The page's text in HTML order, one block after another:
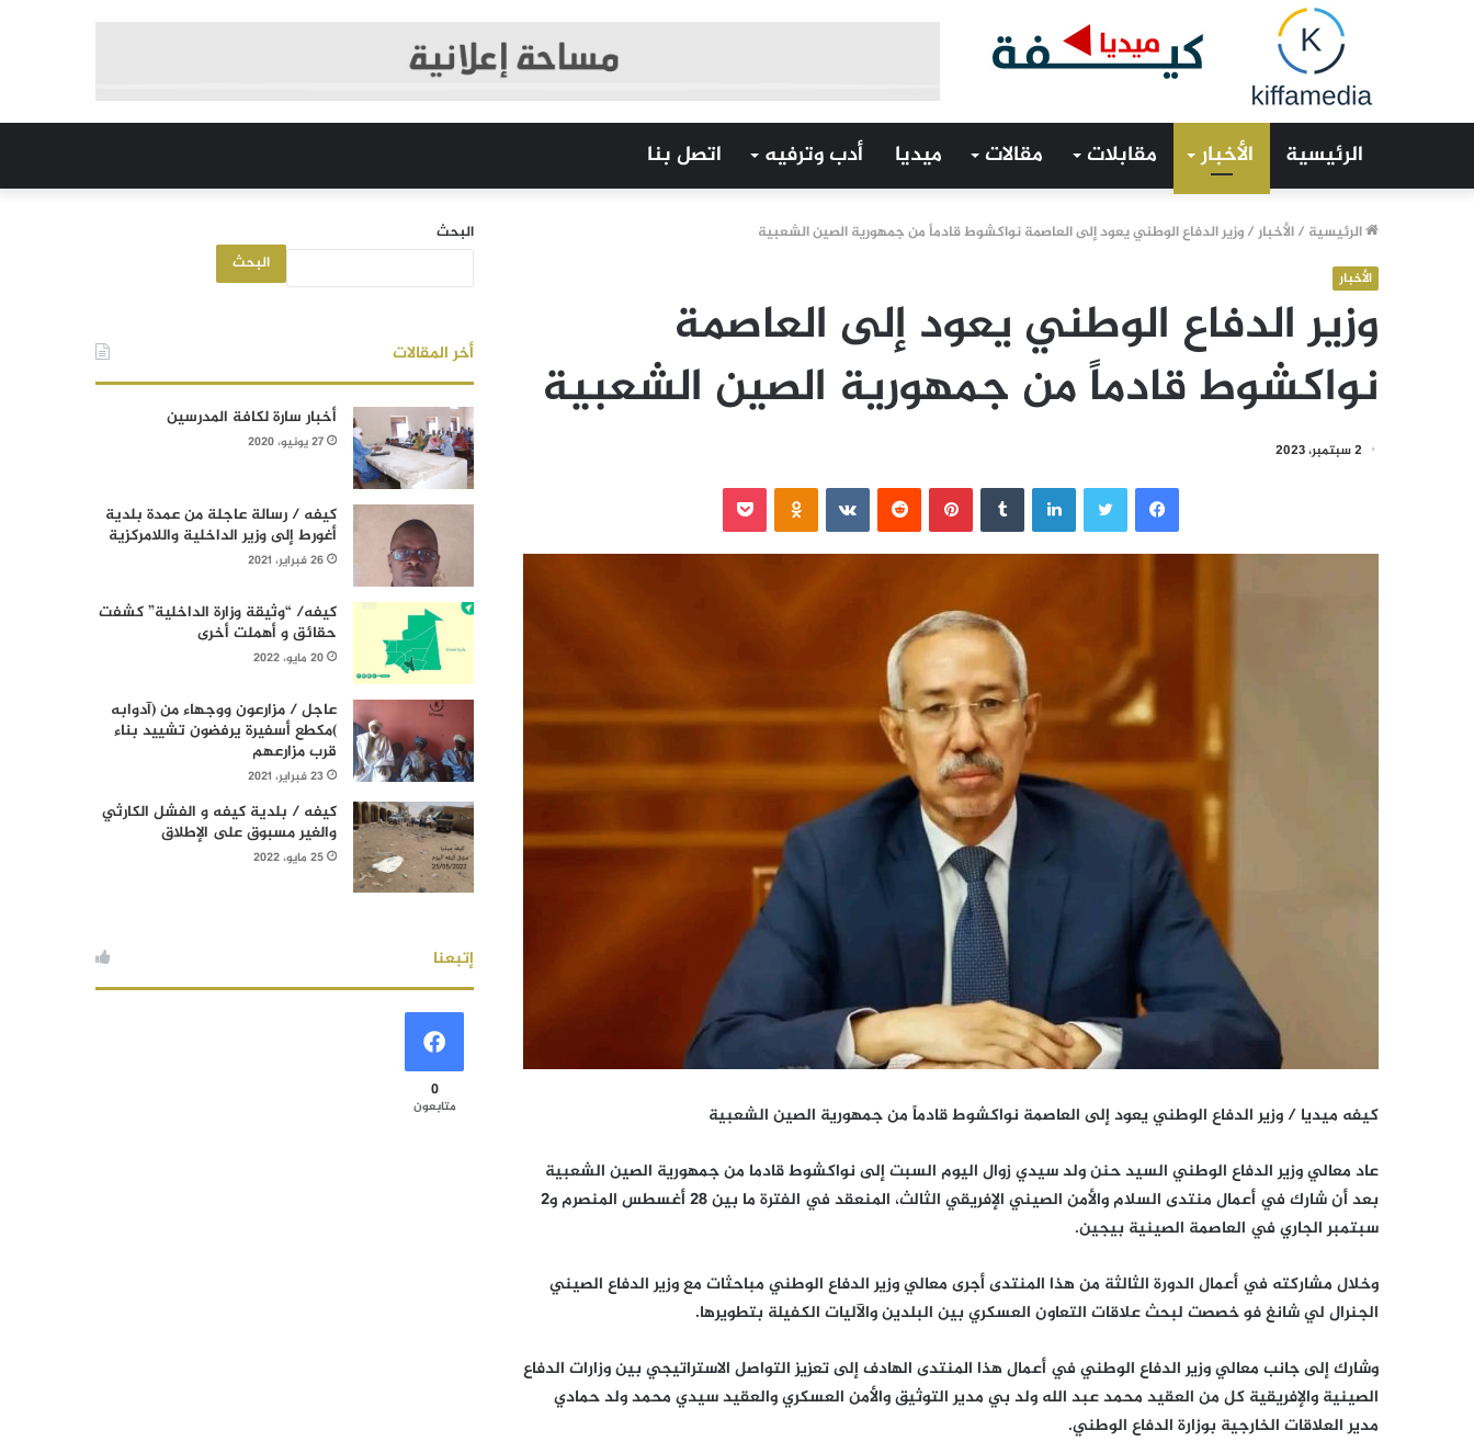
الرئيسية الأخبار مقابلات مقالات ميديا أدب وترفيه اتصل بنا
الرئيسية /الأخبار/وزير الدفاع الوطني يعود إلى العاصمة نواكشوط قادماً من جمهورية الصين الشعبية
الأخبار
وزير الدفاع الوطني يعود إلى العاصمة
نواكشوط قادماً من جمهورية الصين الشعبية
2 سبتمبر، 2023
فيسبوك لينكدإن بينتيريست
كيفه ميديا / وزير الدفاع الوطني يعود إلى العاصمة نواكشوط قادماً من جمهورية الصين الشعبية
عاد معالي وزير الدفاع الوطني السيد حنن ولد سيدي زوال اليوم السبت إلى نواكشوط قادما من جمهورية الصين الشعبية
بعد أن شارك في أعمال منتدى السلام والأمن الصيني الإفريقي الثالث، المنعقد في الفترة ما بين 28 أغسطس المنصرم و2
سبتمبر الجاري في العاصمة الصينية بيجين.
وخلال مشاركته في أعمال الدورة الثالثة من هذا المنتدى أجرى معالي وزير الدفاع الوطني مباحثات مع وزير الدفاع الصيني
الجنرال لي شانغ فو خصصت لبحث علاقات التعاون العسكري بين البلدين والآليات الكفيلة بتطويرها.
وشارك إلى جانب معالي وزير الدفاع الوطني في أعمال هذا المنتدى الهادف إلى تعزيز التواصل الاستراتيجي بين وزارات الدفاع
الصينية والإفريقية كل من العقيد محمد عبد الله ولد بي مدير التوثيق والأمن العسكري والعقيد سيدي محمد ولد حمادي
مدير العلاقات الخارجية بوزارة الدفاع الوطني.
البحث
البحث
أخر المقالات
أخبار سارة لكافة المدرسين
27 يونيو، 2020
كيفه / رسالة عاجلة من عمدة بلدية
أغورط إلى وزير الداخلية واللامركزية
26 فبراير، 2021
كيفه/ “وثيقة وزارة الداخلية” كشفت
حقائق و أهملت أخرى
20 مايو، 2022
عاجل / مزارعون ووجهاء من (آدوابه
)مكطع أسفيرة يرفضون تشييد بناء
قرب مزارعهم
23 فبراير، 2021
كيفه / بلدية كيفه و الفشل الكارثي
والغير مسبوق على الإطلاق
25 مايو، 2022
إتبعنا
0
متابعون